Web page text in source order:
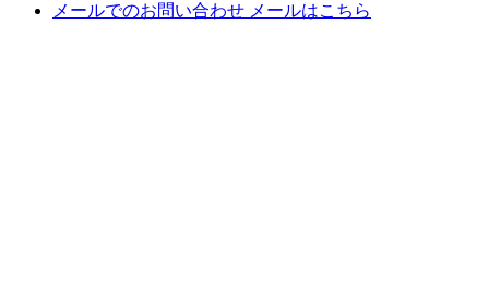
メールでのお問い合わせ メールはこちら